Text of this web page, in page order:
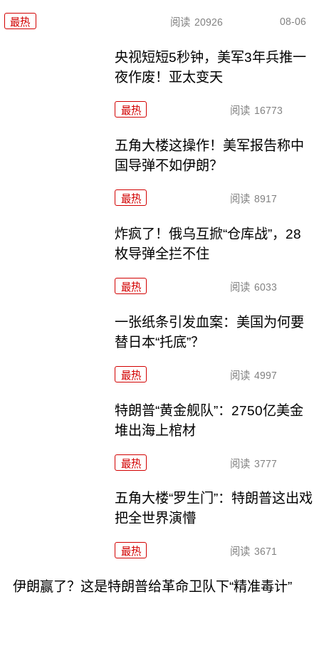
最热 阅读 20926 08-06
央视短短5秒钟，美军3年兵推一
夜作废！亚太变天
最热 阅读 16773
五角大楼这操作！美军报告称中
国导弹不如伊朗？
最热 阅读 8917
炸疯了！俄乌互掀“仓库战”，28
枚导弹全拦不住
最热 阅读 6033
一张纸条引发血案：美国为何要
替日本“托底”？
最热 阅读 4997
特朗普“黄金舰队”：2750亿美金
堆出海上棺材
最热 阅读 3777
五角大楼“罗生门”：特朗普这出戏
把全世界演懵
最热 阅读 3671
伊朗赢了？这是特朗普给革命卫队下“精准毒计”